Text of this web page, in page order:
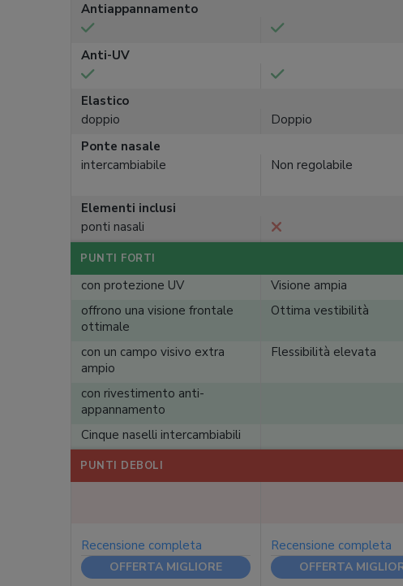
Antiappannamento
Anti-UV
Elastico
doppio
Doppio
Ponte nasale
intercambiabile
Non regolabile
Elementi inclusi
ponti nasali
PUNTI FORTI
con protezione UV Visione ampia
offrono una visione frontale
ottimale
Ottima vestibilità
con un campo visivo extra
ampio
Flessibilità elevata
con rivestimento anti-
appannamento
Cinque naselli intercambiabili
PUNTI DEBOLI
Recensione completa
OFFERTA MIGLIORE
Recensione completa
OFFERTA